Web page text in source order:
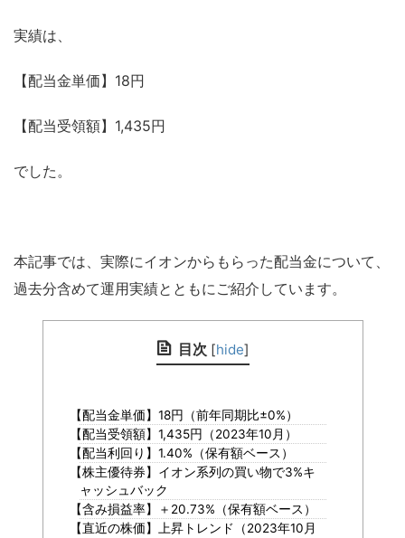
実績は、
【配当金単価】18円
【配当受領額】1,435円
でした。
本記事では、実際にイオンからもらった配当金について、
過去分含めて運用実績とともにご紹介しています。
目次 [hide]
【配当金単価】18円（前年同期比±0%）
【配当受領額】1,435円（2023年10月）
【配当利回り】1.40%（保有額ベース）
【株主優待券】イオン系列の買い物で3%キ
ャッシュバック
【含み損益率】＋20.73%（保有額ベース）
【直近の株価】上昇トレンド（2023年10月